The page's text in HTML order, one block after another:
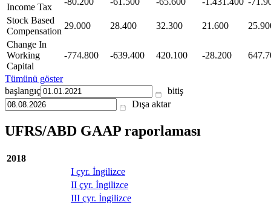
Income Tax
Stock Based
Compensation
29.000 28.400 32.300 21.600
Change In
Working
Capital
-774.800 -639.400 420.100 -28.200
Tümünü göster
başlangıç
bitiş
Dışa aktar
UFRS/ABD GAAP raporlaması
2018
I çyr. İngilizce
II çyr. İngilizce
III çyr. İngilizce